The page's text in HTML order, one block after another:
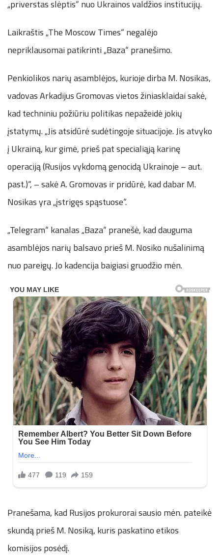
„priverstas slėptis“ nuo Ukrainos valdžios institucijų.
Laikraštis „The Moscow Times“ negalėjo
nepriklausomai patikrinti „Baza“ pranešimo.
Penkiolikos narių asamblėjos, kurioje dirba M. Nosikas,
vadovas Arkadijus Gromovas vietos žiniasklaidai sakė,
kad techniniu požiūriu politikas nepažeidė jokių
įstatymų. „Jis atsidūrė sudėtingoje situacijoje. Jis atvyko
į Ukrainą, kur gimė, prieš pat specialiąją karinę
operaciją (Rusijos vykdomą genocidą Ukrainoje – aut.
past.)“, – sakė A. Gromovas ir pridūrė, kad dabar M.
Nosikas yra „įstrigęs spąstuose“.
„Telegram“ kanalas „Baza“ pranešė, kad dauguma
asamblėjos narių balsavo prieš M. Nosiko nušalinimą
nuo pareigų. Jo kadencija baigiasi gruodžio mėn.
Pranešama, kad Rusijos prokurorai sausio mėn. pateikė
skundą prieš M. Nosiką, kuris paskatino etikos
komisijos posėdį.